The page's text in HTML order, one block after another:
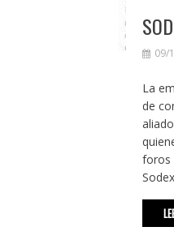
09/
La
de
foros